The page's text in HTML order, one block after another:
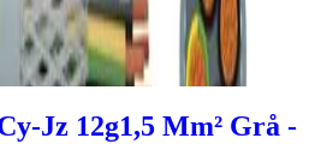
Jz 12g1,5 Mm² Grå -